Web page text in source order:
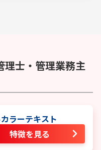
理士・管理業務主
ラーテキスト
特徴を見る